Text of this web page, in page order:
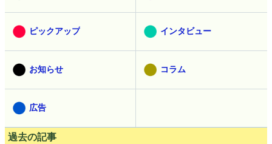
ピックアップ インタビュー
お知らせ コラム
広告
過去の記事